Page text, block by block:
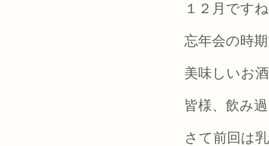
１２月です
忘年会の時
美味しいお
皆様、飲み
さて前回は